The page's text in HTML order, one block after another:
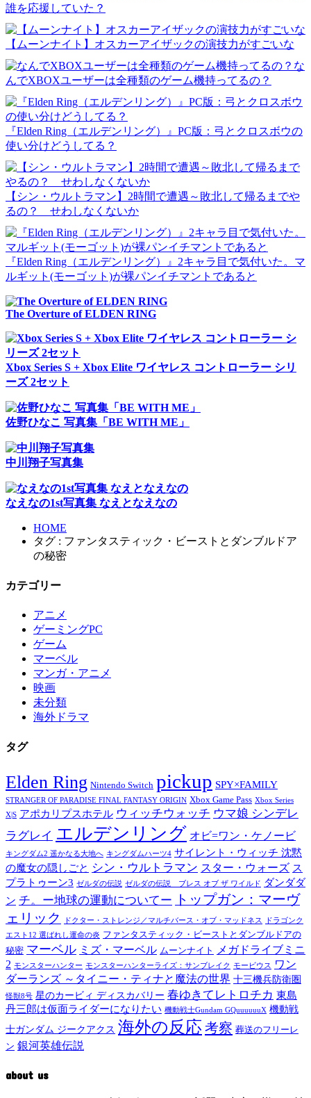
誰を応援していた？
【ムーンナイト】オスカーアイザックの演技力がすごいな
な
んでXBOXユーザーは全種類のゲーム機持ってるの？
『Elden Ring（エルデンリング）』PC版：弓とクロスボウの
使い分けどうしてる？
【シン・ウルトラマン】2時間で遭遇～敗北して帰るまでや
るの？ せわしなくないか
『Elden Ring（エルデンリング）』2キャラ目で気付いた。マ
ルギット(モーゴット)が裸パンイチマントであると
The Overture of ELDEN RING
Xbox Series S + Xbox Elite ワイヤレス コントローラー シリ
ーズ 2セット
佐野ひなこ 写真集「BE WITH ME」
中川翔子写真集
なえなの1st写真集 なえとなえなの
HOME
タグ : ファンタスティック・ビーストとダンブルドア
の秘密
カテゴリー
アニメ
ゲーミングPC
ゲーム
マーベル
マンガ・アニメ
映画
未分類
海外ドラマ
タグ
Elden Ring Nintendo Switch pickup SPY×FAMILY
STRANGER OF PARADISE FINAL FANTASY ORIGIN Xbox Game Pass Xbox Series
X|S アポカリプスホテル ウィッチウォッチ ウマ娘 シンデレ
ラグレイ エルデンリング オビ=ワン・ケノービ
キングダム2 遥かなる大地へ キングダムハーツ4 サイレント・ウィッチ 沈黙
の魔女の隠しごと シン・ウルトラマン スター・ウォーズ ス
プラトゥーン3 ゼルダの伝説 ゼルダの伝説 ブレス オブ ザ ワイルド
ダンダダ
ン チ。ー地球の運動についてー
トップガン：マーヴ
ェリック
ドクター・ストレンジ／マルチバース・オブ・マッドネス
ドラゴンク
エスト12 選ばれし運命の炎 ファンタスティック・ビーストとダンブルドアの
秘密 マーベル ミズ・マーベル ムーンナイト
メガドライブミニ
2 モンスターハンター モンスターハンターライズ：サンブレイク モービウス
ワン
ダーランズ ～タイニー・ティナと魔法の世界 十三機兵防衛圏
怪獣8号 星のカービィ ディスカバリー 春ゆきてレトロチカ 東島
丹三郎は仮面ライダーになりたい 機動戦士Gundam GQuuuuuuX 機動戦
士ガンダム ジークアクス 海外の反応 考察 葬送のフリーレ
ン 銀河英雄伝説
about us